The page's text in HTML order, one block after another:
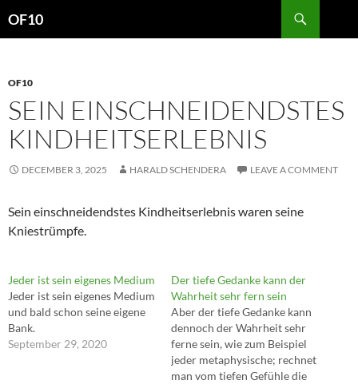
OF10
OF10
SEIN EINSCHNEIDENDSTES
KINDHEITSERLEBNIS
DECEMBER 3, 2025 HARALD SCHENDERA LEAVE A COMMENT
Sein einschneidendstes Kindheitserlebnis waren seine
Kniestrümpfe.
Jeder ist sein eigenes Medium
Jeder ist sein eigenes Medium
und bald schon seine eigene
Bank.
September 29, 2020
Der tiefe Gedanke kann der
Wahrheit sehr fern sein
Aber der tiefe Gedanke kann
dennoch der Wahrheit sehr
ferne sein, wie zum Beispiel
jeder metaphysische; rechnet
man vom tiefen Gefühle die